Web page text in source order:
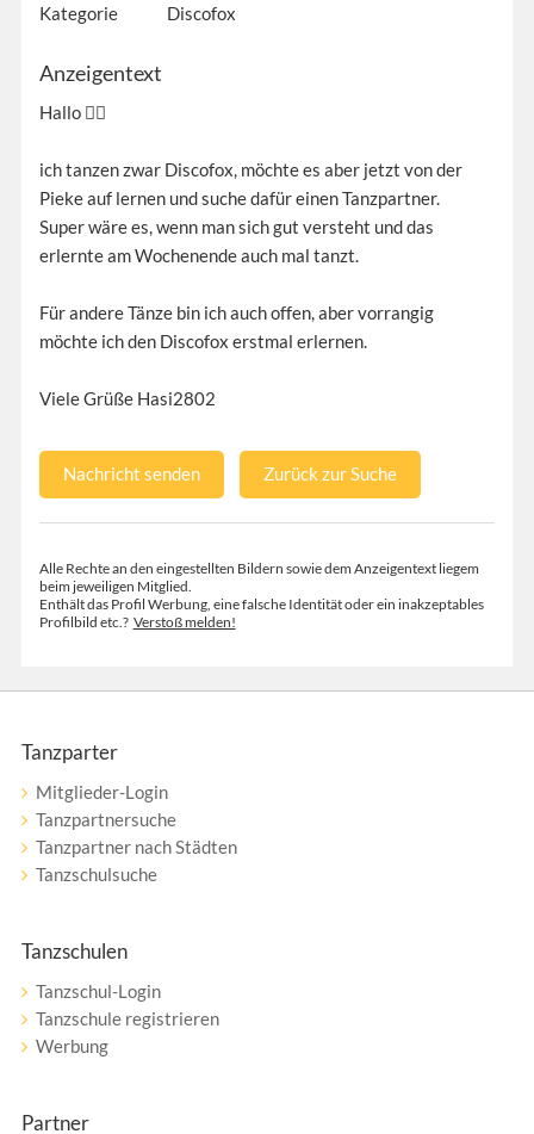
Kategorie
Discofox
Anzeigentext
Hallo 🙋‍♀️
ich tanzen zwar Discofox, möchte es aber jetzt von der
Pieke auf lernen und suche dafür einen Tanzpartner.
Super wäre es, wenn man sich gut versteht und das
erlernte am Wochenende auch mal tanzt.
Für andere Tänze bin ich auch offen, aber vorrangig
möchte ich den Discofox erstmal erlernen.
Viele Grüße Hasi2802
Nachricht senden Zurück zur Suche
Alle Rechte an den eingestellten Bildern sowie dem Anzeigentext liegem
beim jeweiligen Mitglied.
Enthält das Profil Werbung, eine falsche Identität oder ein inakzeptables
Profilbild etc.? Verstoß melden!
Tanzparter
Mitglieder-Login
Tanzpartnersuche
Tanzpartner nach Städten
Tanzschulsuche
Tanzschulen
Tanzschul-Login
Tanzschule registrieren
Werbung
Partner